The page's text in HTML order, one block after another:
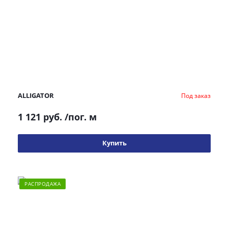
ALLIGATOR Под заказ
1 121 руб. /пог. м
Купить
РАСПРОДАЖА